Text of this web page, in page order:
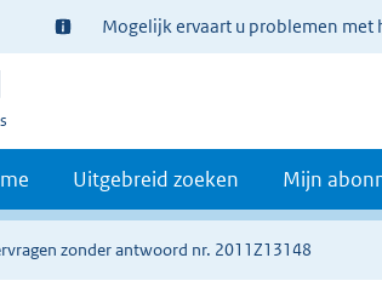
Ter
informatie:
Mogelijk ervaart u problemen met
Uitgebreid zoeken Mijn
zonder antwoord nr. 2011Z13148